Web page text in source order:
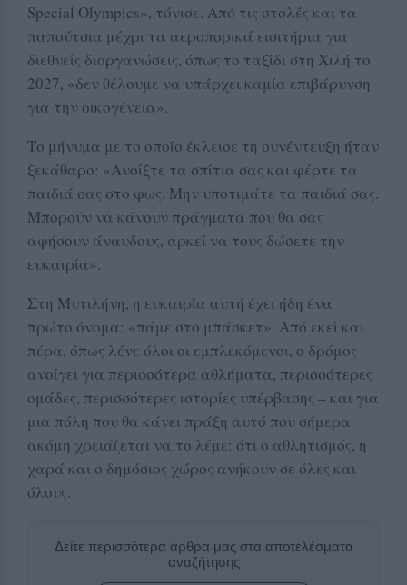
Special Olympics», τόνισε. Από τις στολές και τα
παπούτσια μέχρι τα αεροπορικά εισιτήρια για
διεθνείς διοργανώσεις, όπως το ταξίδι στη Χιλή το
2027, «δεν θέλουμε να υπάρχει καμία επιβάρυνση
για την οικογένεια».
Το μήνυμα με το οποίο έκλεισε τη συνέντευξη ήταν
ξεκάθαρο: «Ανοίξτε τα σπίτια σας και φέρτε τα
παιδιά σας στο φως. Μην υποτιμάτε τα παιδιά σας.
Μπορούν να κάνουν πράγματα που θα σας
αφήσουν άναυδους, αρκεί να τους δώσετε την
ευκαιρία».
Στη Μυτιλήνη, η ευκαιρία αυτή έχει ήδη ένα
πρώτο όνομα: «πάμε στο μπάσκετ». Από εκεί και
πέρα, όπως λένε όλοι οι εμπλεκόμενοι, ο δρόμος
ανοίγει για περισσότερα αθλήματα, περισσότερες
ομάδες, περισσότερες ιστορίες υπέρβασης – και για
μια πόλη που θα κάνει πράξη αυτό που σήμερα
ακόμη χρειάζεται να το λέμε: ότι ο αθλητισμός, η
χαρά και ο δημόσιος χώρος ανήκουν σε όλες και
όλους.
Δείτε περισσότερα άρθρα μας στα αποτελέσματα
αναζήτησης